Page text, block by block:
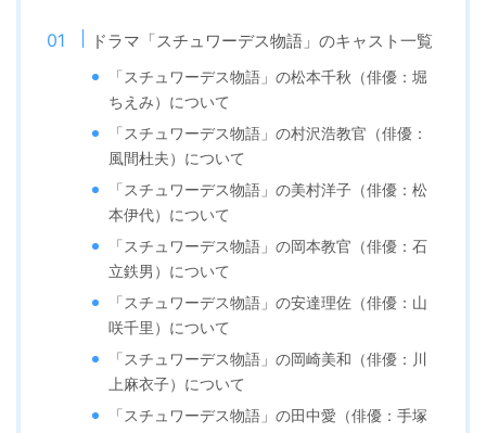
ドラマ「スチュワーデス物語」のキャスト一覧
「スチュワーデス物語」の松本千秋（俳優：堀
ちえみ）について
「スチュワーデス物語」の村沢浩教官（俳優：
風間杜夫）について
「スチュワーデス物語」の美村洋子（俳優：松
本伊代）について
「スチュワーデス物語」の岡本教官（俳優：石
立鉄男）について
「スチュワーデス物語」の安達理佐（俳優：山
咲千里）について
「スチュワーデス物語」の岡崎美和（俳優：川
上麻衣子）について
「スチュワーデス物語」の田中愛（俳優：手塚